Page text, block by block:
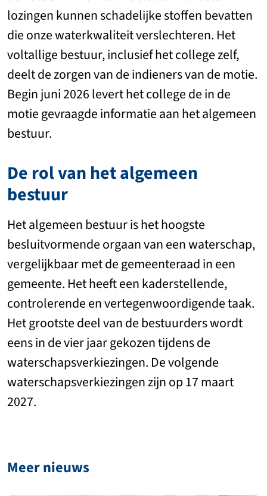
lozingen kunnen schadelijke stoffen bevatten
die onze waterkwaliteit verslechteren. Het
voltallige bestuur, inclusief het college zelf,
deelt de zorgen van de indieners van de motie.
Begin juni 2026 levert het college de in de
motie gevraagde informatie aan het algemeen
bestuur.
De rol van het algemeen
bestuur
Het algemeen bestuur is het hoogste
besluitvormende orgaan van een waterschap,
vergelijkbaar met de gemeenteraad in een
gemeente. Het heeft een kaderstellende,
controlerende en vertegenwoordigende taak.
Het grootste deel van de bestuurders wordt
eens in de vier jaar gekozen tijdens de
waterschapsverkiezingen. De volgende
waterschapsverkiezingen zijn op 17 maart
2027.
Meer nieuws